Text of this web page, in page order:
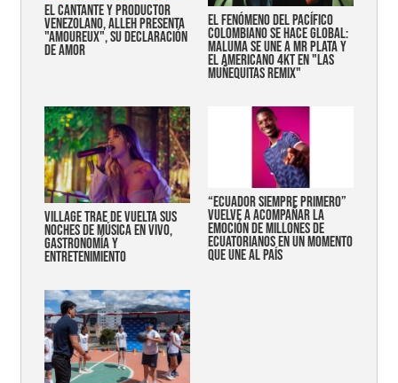
EL CANTANTE Y PRODUCTOR
VENEZOLANO, ALLEH PRESENTA
"AMOUREUX", SU DECLARACIÓN
DE AMOR
EL FENÓMENO DEL PACÍFICO
COLOMBIANO SE HACE GLOBAL:
MALUMA SE UNE A MR PLATA Y
EL AMERICANO 4KT EN "LAS
MUÑEQUITAS REMIX"
Village trae de vuelta sus
noches de música en vivo,
gastronomía y
entretenimiento
“Ecuador siempre primero”
vuelve a acompañar la
emoción de millones de
ecuatorianos en un momento
que une al país